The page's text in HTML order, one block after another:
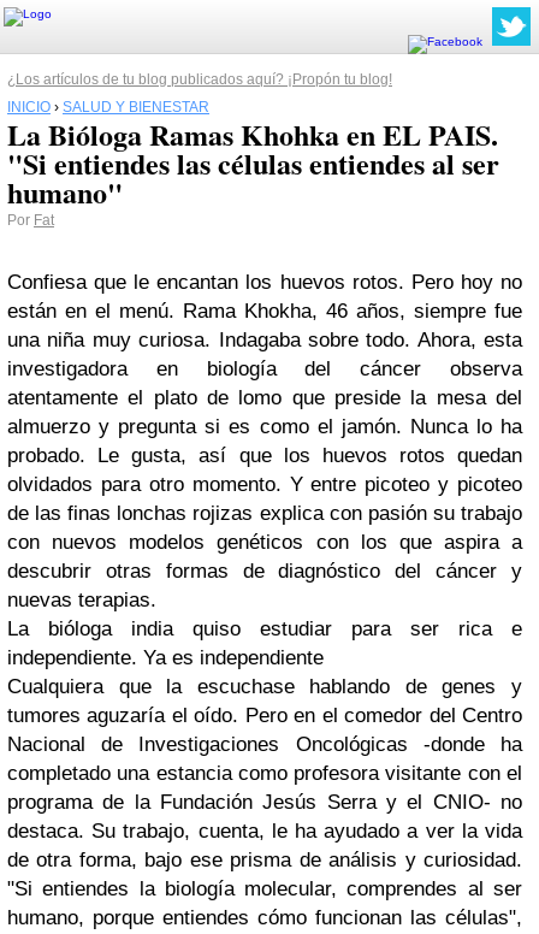
¿Los artículos de tu blog publicados aquí? ¡Propón tu blog!
INICIO › SALUD Y BIENESTAR
La Bióloga Ramas Khohka en EL PAIS.
"Si entiendes las células entiendes al ser
humano"
Por Fat
Confiesa que le encantan los huevos rotos. Pero hoy no
están en el menú. Rama Khokha, 46 años, siempre fue
una niña muy curiosa. Indagaba sobre todo. Ahora, esta
investigadora en biología del cáncer observa
atentamente el plato de lomo que preside la mesa del
almuerzo y pregunta si es como el jamón. Nunca lo ha
probado. Le gusta, así que los huevos rotos quedan
olvidados para otro momento. Y entre picoteo y picoteo
de las finas lonchas rojizas explica con pasión su trabajo
con nuevos modelos genéticos con los que aspira a
descubrir otras formas de diagnóstico del cáncer y
nuevas terapias.
La bióloga india quiso estudiar para ser rica e
independiente. Ya es independiente
Cualquiera que la escuchase hablando de genes y
tumores aguzaría el oído. Pero en el comedor del Centro
Nacional de Investigaciones Oncológicas -donde ha
completado una estancia como profesora visitante con el
programa de la Fundación Jesús Serra y el CNIO- no
destaca. Su trabajo, cuenta, le ha ayudado a ver la vida
de otra forma, bajo ese prisma de análisis y curiosidad.
"Si entiendes la biología molecular, comprendes al ser
humano, porque entiendes cómo funcionan las células",